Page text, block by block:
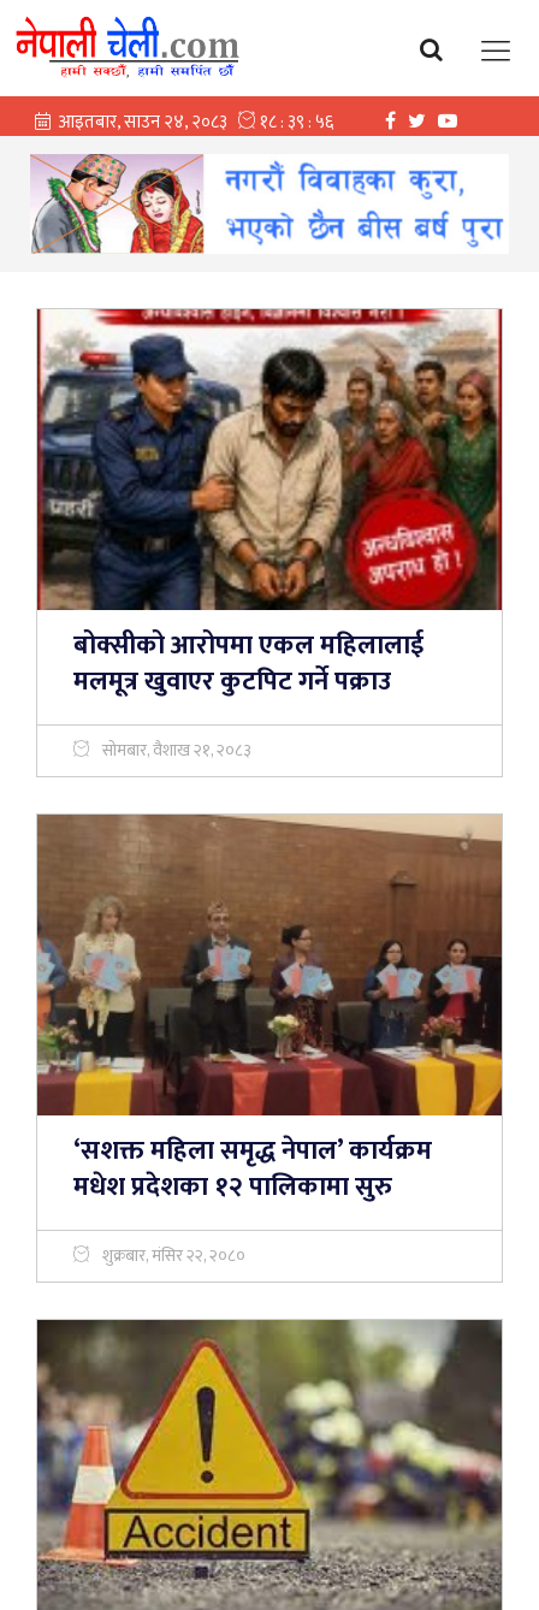
बोक्सीको आरोपमा एकल महिलालाई
मलमूत्र खुवाएर कुटपिट गर्ने पक्राउ
सोमबार, वैशाख २१, २०८३
‘सशक्त महिला समृद्ध नेपाल’ कार्यक्रम
मधेश प्रदेशका १२ पालिकामा सुरु
शुक्रबार, मंसिर २२, २०८०